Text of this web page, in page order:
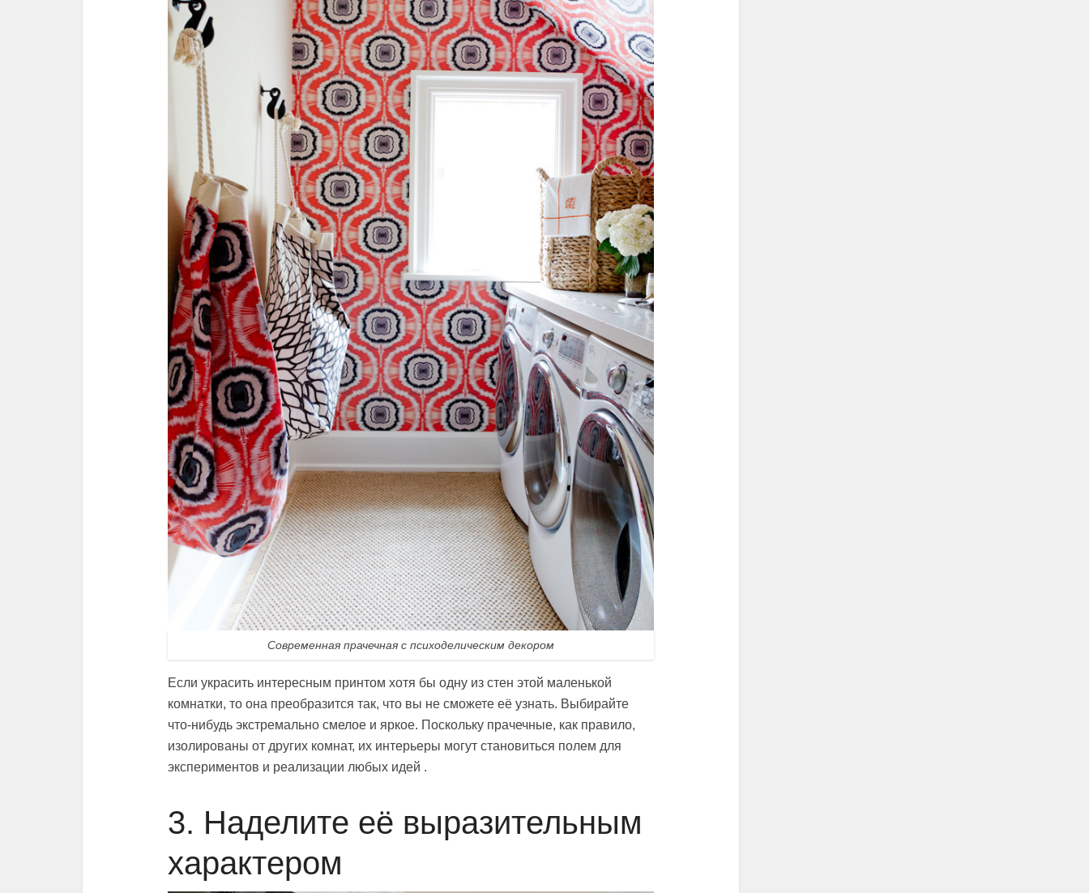
Современная прачечная с психоделическим декором
Если украсить интересным принтом хотя бы одну из стен этой маленькой
комнатки, то она преобразится так, что вы не сможете её узнать. Выбирайте
что-нибудь экстремально смелое и яркое. Поскольку прачечные, как правило,
изолированы от других комнат, их интерьеры могут становиться полем для
экспериментов и реализации любых идей .
3. Наделите её выразительным
характером